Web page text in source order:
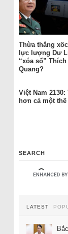
Thừa thắng
lực lượng Dư
“xóa sổ” Thích
Quang?
Việt Nam
hơn cả một thế
SEARCH
LATEST